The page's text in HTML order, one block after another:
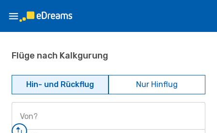
Flüge nach Kalkgurung
Hin- und Rückflug Nur Hinflug
Von?